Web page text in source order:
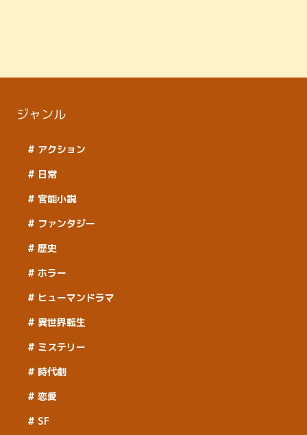
ジャンル
アクション
日常
官能小説
ファンタジー
歴史
ホラー
ヒューマンドラマ
異世界転生
ミステリー
時代劇
恋愛
SF